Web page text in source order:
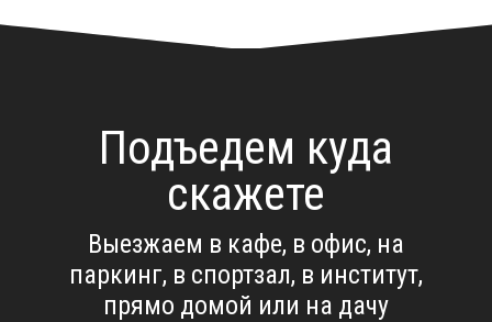
Подъедем куда
скажете
Выезжаем в кафе, в офис, на
паркинг, в спортзал, в институт,
прямо домой или на дачу